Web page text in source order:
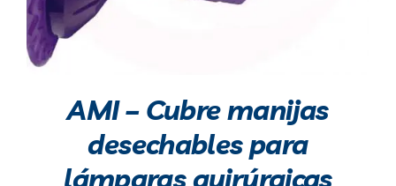
AMI – Cubre manijas
desechables para
lámparas quirúrgicas